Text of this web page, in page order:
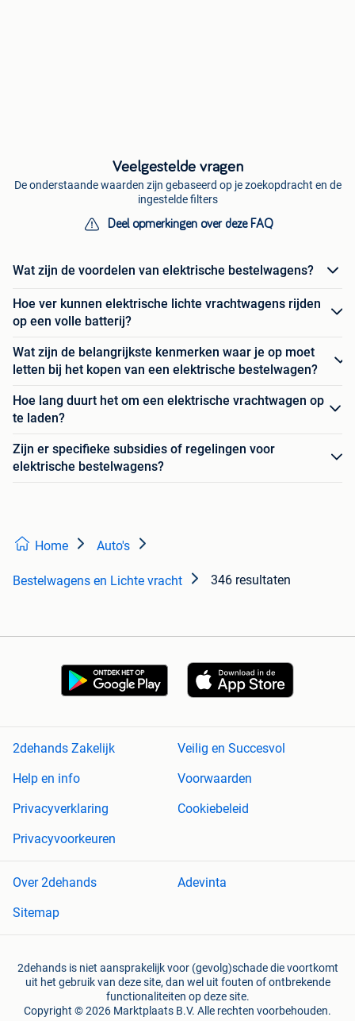
Veelgestelde vragen
De onderstaande waarden zijn gebaseerd op je zoekopdracht en de
ingestelde filters
Deel opmerkingen over deze FAQ
Wat zijn de voordelen van elektrische bestelwagens?
Hoe ver kunnen elektrische lichte vrachtwagens rijden
op een volle batterij?
Wat zijn de belangrijkste kenmerken waar je op moet
letten bij het kopen van een elektrische bestelwagen?
Hoe lang duurt het om een elektrische vrachtwagen op
te laden?
Zijn er specifieke subsidies of regelingen voor
elektrische bestelwagens?
Home Auto's
Bestelwagens en Lichte vracht 346 resultaten
2dehands Zakelijk
Veilig en Succesvol
Help en info
Voorwaarden
Privacyverklaring
Cookiebeleid
Privacyvoorkeuren
Over 2dehands
Adevinta
Sitemap
2dehands is niet aansprakelijk voor (gevolg)schade die voortkomt
uit het gebruik van deze site, dan wel uit fouten of ontbrekende
functionaliteiten op deze site.
Copyright © 2026 Marktplaats B.V. Alle rechten voorbehouden.